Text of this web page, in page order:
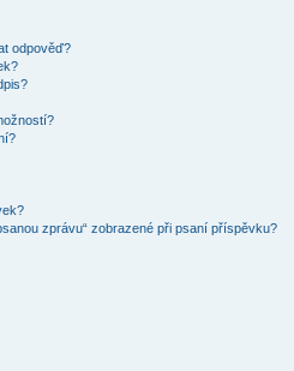
odpověď?
zprávu“ zobrazené při psaní příspěvku?